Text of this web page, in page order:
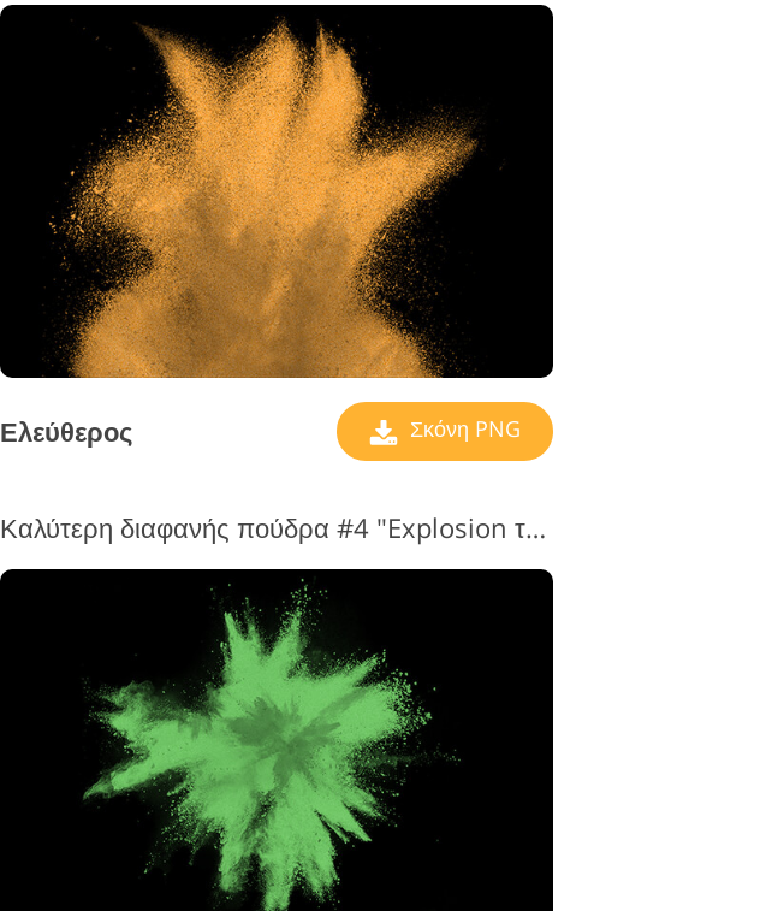
Υπηρεσίες επεξεργασίας
βίντεο
Ελεύθερος Σκόνη PNG
Καλύτερη διαφανής πούδρα #4 "Explosion του Color"